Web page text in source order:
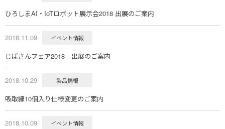
ひろしまAI・IoTロボット展示会2018 出展のご案内
2018.11.09 イベント情報
じばさんフェア2018 出展のご案内
2018.10.29 製品情報
吸取線10個入り仕様変更のご案内
2018.10.09 イベント情報